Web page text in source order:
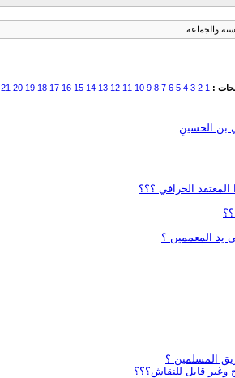
والجماعة
:
1
2
3
4
5
6
7
8
9
10
11
12
13
14
15
16
17
18
19
20
21
بن الحسينِ
المعتقد الخرافي ؟؟؟
يد المعممين ؟
المسلمين ؟
وغير قابل للنقاش؟؟؟